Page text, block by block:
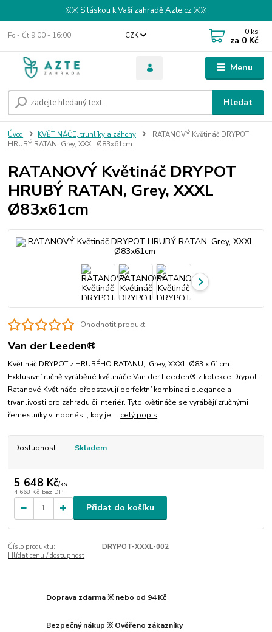
※※ S láskou k Vaší zahradě Azte.cz ※※
Menu
CZK
Hledat
Po - Čt 9:00 - 16:00 0 ks
za 0 Kč
Úvod KVĚTINÁČE, truhlíky a záhony
RATANOVÝ Květináč DRYPOT
HRUBÝ RATAN, Grey, XXXL Ø83x61cm
RATANOVÝ Květináč DRYPOT
HRUBÝ RATAN, Grey, XXXL
Ø83x61cm
Ohodnotit produkt
Van der Leeden®
Květináč DRYPOT z HRUBÉHO RATANU, Grey, XXXL Ø83 x 61cm
Exklusivní ručně vyráběné květináče Van der Leeden® z kolekce Drypot.
Ratanové Květináče představují perfektní kombinaci elegance a
trvanlivosti pro zahradu či interiér. Tyto květináče se vyrábějí zručnými
řemeslníky v Indonésii, kdy je ... celý popis
Dostupnost Skladem
5 648 Kč/ks
4 668 Kč bez DPH
Přidat do košíku
Číslo produktu:
DRYPOT-XXXL-002
Hlídat cenu / dostupnost
Doprava zdarma ※ nebo od 94 Kč
Bezpečný nákup ※ Ověřeno zákazníky